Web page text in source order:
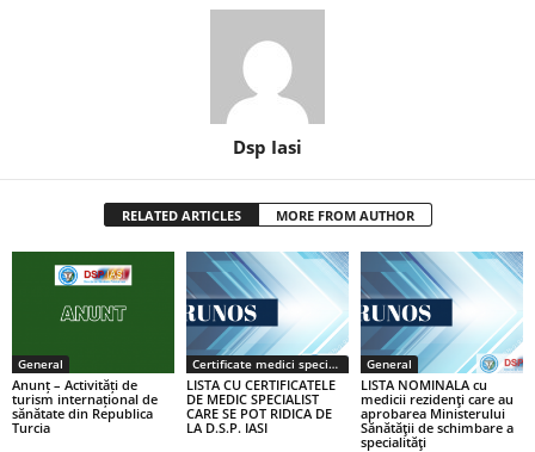
Dsp Iasi
RELATED ARTICLES MORE FROM AUTHOR
General
Anunț – Activități de
turism internațional de
sănătate din Republica
Turcia
Certificate medici specialiști / primari
LISTA CU CERTIFICATELE
DE MEDIC SPECIALIST
CARE SE POT RIDICA DE
LA D.S.P. IASI
General
LISTA NOMINALA cu
medicii rezidenţi care au
aprobarea Ministerului
Sănătăţii de schimbare a
specialităţi